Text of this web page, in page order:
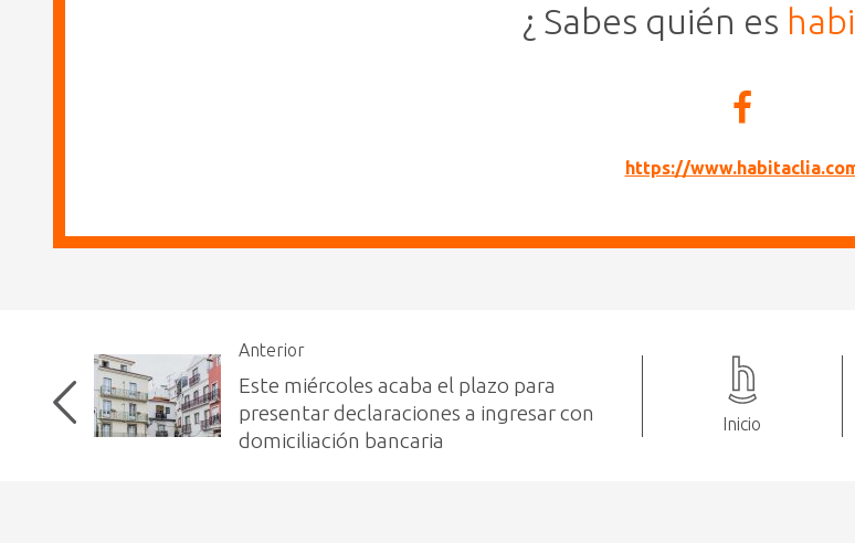
¿ Sabes quién es
https://
Anterior
Este miércoles acaba el plazo para
presentar declaraciones a ingresar con
domiciliación bancaria
Inicio